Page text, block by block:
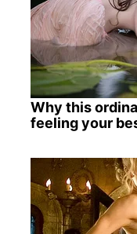
Why this
feeling your